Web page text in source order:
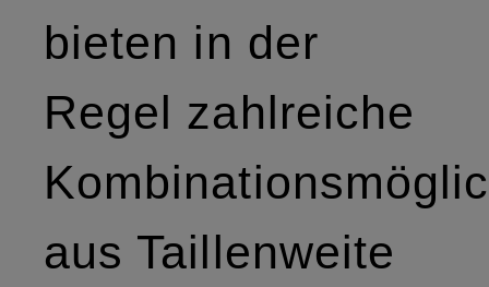
bieten in der
Regel zahlreiche
aus Taillenweite